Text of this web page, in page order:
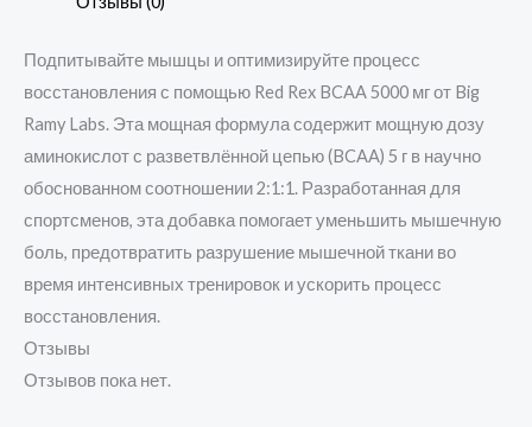
Подпитывайте мышцы и оптимизируйте процесс
восстановления с помощью Red Rex BCAA 5000 мг от Big
Ramy Labs. Эта мощная формула содержит мощную дозу
аминокислот с разветвлённой цепью (BCAA) 5 г в научно
обоснованном соотношении 2:1:1. Разработанная для
спортсменов, эта добавка помогает уменьшить мышечную
боль, предотвратить разрушение мышечной ткани во
время интенсивных тренировок и ускорить процесс
восстановления.
Отзывы
Отзывов пока нет.